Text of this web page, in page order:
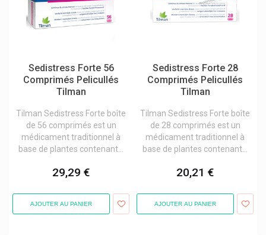
Sedistress Forte 56
Comprimés Pelicullés
Tilman
Tilman Sedistress Forte boîte
de 56 comprimés est un
médicament traditionnel à
base de plantes contenant...
29,29 €
AJOUTER AU PANIER
Sedistress Forte 28
Comprimés Pelicullés
Tilman
Tilman Sedistress Forte boîte
de 28 comprimés est un
médicament traditionnel à
base de plantes contenant...
20,21 €
AJOUTER AU PANIER